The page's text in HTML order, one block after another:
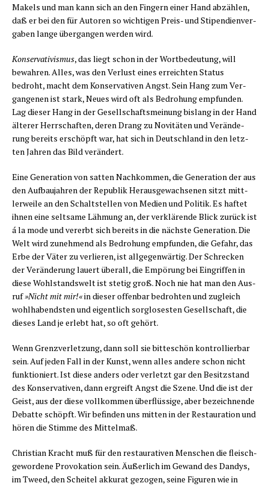
Makels und man kann sich an den Fin­gern einer Hand abzäh­len,
daß er bei den für Autoren so wich­ti­gen Preis- und Sti­pen­di­en­ver­
ga­ben lan­ge über­gan­gen wer­den wird.
Kon­ser­va­ti­vis­mus, das liegt schon in der Wort­be­deu­tung, will
bewah­ren. Alles, was den Ver­lust eines erreich­ten Sta­tus
bedroht, macht dem Kon­ser­va­ti­ven Angst. Sein Hang zum Ver­
gan­ge­nen ist stark, Neu­es wird oft als Bedro­hung emp­fun­den.
Lag die­ser Hang in der Gesell­schafts­mei­nung bis­lang in der Hand
älte­rer Herr­schaf­ten, deren Drang zu Novi­tä­ten und Ver­än­de­
rung bereits erschöpft war, hat sich in Deutsch­land in den letz­
ten Jah­ren das Bild verändert.
Eine Gene­ra­ti­on von sat­ten Nach­kom­men, die Gene­ra­ti­on der aus
den Auf­bau­jah­ren der Repu­blik Her­aus­ge­wach­se­nen sitzt mitt­
ler­wei­le an den Schalt­stel­len von Medi­en und Poli­tik. Es haf­tet
ihnen eine selt­sa­me Läh­mung an, der ver­klä­ren­de Blick zurück ist
á la mode und ver­erbt sich bereits in die nächs­te Gene­ra­ti­on. Die
Welt wird zuneh­mend als Bedro­hung emp­fun­den, die Gefahr, das
Erbe der Väter zu ver­lie­ren, ist all­ge­gen­wär­tig. Der Schre­cken
der Ver­än­de­rung lau­ert über­all, die Empö­rung bei Ein­grif­fen in
die­se Wohl­stands­welt ist ste­tig groß. Noch nie hat man den Aus­
ruf»Nicht mit mir!«in die­ser offen­bar bedroh­ten und zugleich
wohl­ha­bends­ten und eigent­lich sorg­lo­ses­ten Gesell­schaft, die
die­ses Land je erlebt hat, so oft gehört.
Wenn Grenz­ver­let­zung, dann soll sie bit­te­schön kon­trol­lier­bar
sein. Auf jeden Fall in der Kunst, wenn alles ande­re schon nicht
funk­tio­niert. Ist die­se anders oder ver­letzt gar den Besitz­stand
des Kon­ser­va­ti­ven, dann ergreift Angst die Sze­ne. Und die ist der
Geist, aus der die­se voll­kom­men über­flüs­si­ge, aber bezeich­nen­de
Debat­te schöpft. Wir befin­den uns mit­ten in der Restau­ra­ti­on und
hören die Stim­me des Mittelmaß.
Chris­ti­an Kracht muß für den restau­ra­ti­ven Men­schen die fleisch­
ge­wor­de­ne Pro­vo­ka­ti­on sein. Äußer­lich im Gewand des Dan­dys,
im Tweed, den Schei­tel akku­rat gezo­gen, sei­ne Figu­ren wie in